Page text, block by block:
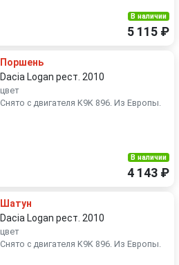
В наличии
5 115 ₽
Поршень
Dacia Logan рест. 2010
цвет
Снято с двигателя K9K 896. Из Европы.
В наличии
4 143 ₽
Шатун
Dacia Logan рест. 2010
цвет
Снято с двигателя K9K 896. Из Европы.